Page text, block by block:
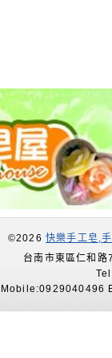
©2026 快樂手工皂,
台南市東區仁和
Mobile:0929040496